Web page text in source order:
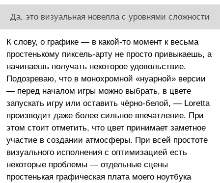
Да, это визуальная новелла с уровнями сложности
К слову, о графике — в какой-то момент к весьма
простенькому пиксель-арту не просто привыкаешь, а
начинаешь получать некоторое удовольствие.
Подозреваю, что в монохромной «нуарной» версии
— перед началом игры можно выбрать, в цвете
запускать игру или оставить чёрно-белой, — Loretta
производит даже более сильное впечатление. При
этом стоит отметить, что цвет принимает заметное
участие в создании атмосферы. При всей простоте
визуального исполнения с оптимизацией есть
некоторые проблемы — отдельные сцены
простенькая графическая плата моего ноутбука